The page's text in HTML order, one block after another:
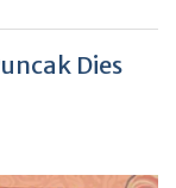
Dies